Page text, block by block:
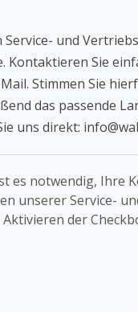
und
Kontaktieren Sie
Stimmen Sie
das passende
uns direkt:
es notwendig, Ihre
unserer Service-
der